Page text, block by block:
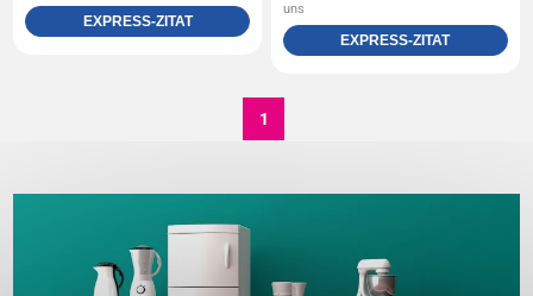
EXPRESS-ZITAT
uns
EXPRESS-ZITAT
1